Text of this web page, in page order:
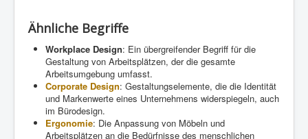
Ähnliche Begriffe
Workplace Design: Ein übergreifender Begriff für die
Gestaltung von Arbeitsplätzen, der die gesamte
Arbeitsumgebung umfasst.
Corporate Design: Gestaltungselemente, die die Identität
und Markenwerte eines Unternehmens widerspiegeln, auch
im Bürodesign.
Ergonomie: Die Anpassung von Möbeln und
Arbeitsplätzen an die Bedürfnisse des menschlichen